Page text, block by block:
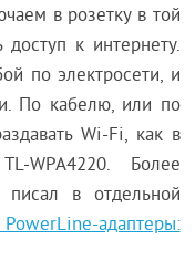
в розетку в той
к интернету.
по электросети, и
По кабелю, или по
Wi-Fi, как в
WPA4220. Более
в отдельной
адаптеры: